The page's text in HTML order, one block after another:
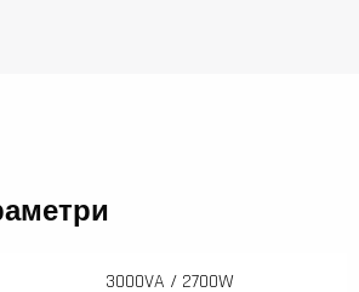
3000VA / 2700W